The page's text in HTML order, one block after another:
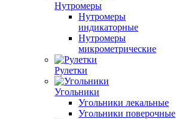
Нутромеры
Нутромеры
индикаторные
Нутромеры
микрометрические
Рулетки
Угольники
Угольники лекальные
Угольники поверочные